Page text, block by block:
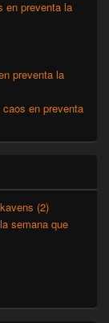
en preventa la
preventa la
en preventa
(2)
semana que